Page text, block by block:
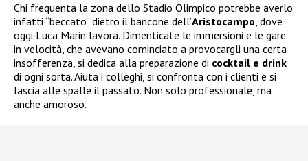
Chi frequenta la zona dello Stadio Olimpico potrebbe averlo
infatti “beccato” dietro il bancone dell’Aristocampo, dove
oggi Luca Marin lavora. Dimenticate le immersioni e le gare
in velocità, che avevano cominciato a provocargli una certa
insofferenza, si dedica alla preparazione di cocktail e drink
di ogni sorta. Aiuta i colleghi, si confronta con i clienti e si
lascia alle spalle il passato. Non solo professionale, ma
anche amoroso.